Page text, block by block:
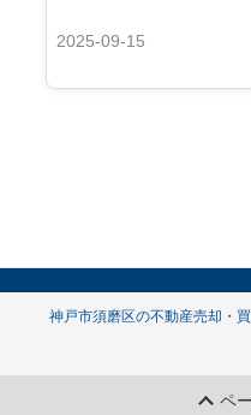
2025-09-15
神戸市須磨区の不動産売却・
ペ